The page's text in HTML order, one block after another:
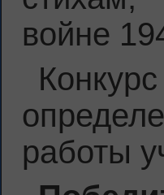
войне
работы